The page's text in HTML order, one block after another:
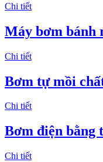
Chi tiết
Máy bơm
Chi tiết
Bơm tự mồi
Chi tiết
Bơm điện
Chi tiết